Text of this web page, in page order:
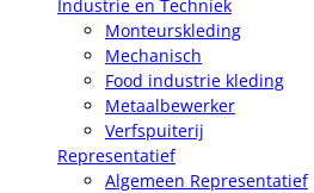
Industrie en Techniek
Monteurskleding
Mechanisch
Food industrie kleding
Metaalbewerker
Verfspuiterij
Representatief
Algemeen Representatief